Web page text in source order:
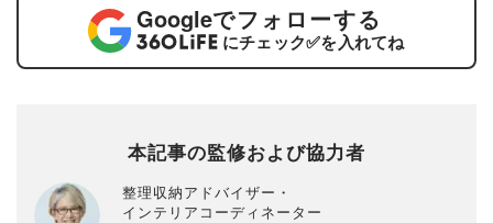
Googleでフォローする
にチェック✅を入れてね
本記事の監修および協力者
整理収納アドバイザー・
インテリアコーディネーター